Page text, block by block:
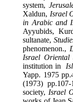
system,
Xaldun,
in Arabic
Ayyubids,
sultanate,
Israel
institution in
Yapp. 1975
(1973)
society,